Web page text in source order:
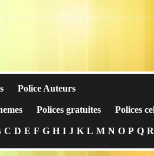
Police Auteurs
Polices gratuites Polices
C D E F G H I J K L M N O P Q R